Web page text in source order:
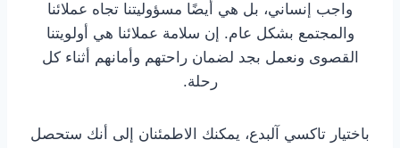
واجب إنساني، بل هي أيضًا مسؤوليتنا تجاه عملائنا
والمجتمع بشكل عام. إن سلامة عملائنا هي أولويتنا
القصوى ونعمل بجد لضمان راحتهم وأمانهم أثناء كل
رحلة.
باختيار تاكسي آلبدع، يمكنك الاطمئنان إلى أنك ستحصل